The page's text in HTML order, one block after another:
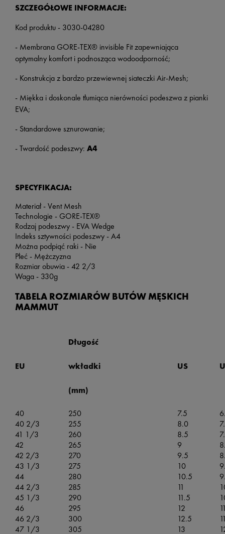
SZCZEGÓŁOWE INFORMACJE:
Kod produktu - 3030-04280
- Membrana GORE-TEX® invisible Fit zapewniająca
optymalny komfort i podnosząca wodoodporność;
- Konstrukcja z bardzo przewiewnej siateczki Air-Mesh;
- Miękka i doskonale tłumiąca nierówności podeszwa z pianki
EVA;
- Standardowe sznurowanie;
- Twardość podeszwy: A4
SPECYFIKACJA:
Materiał - Vent Mesh
Technologie - GORE-TEX®
Rodzaj podeszwy - EVA Wedge
Indeks sztywności podeszwy - A4
Można podpiąć raki - Nie
Płeć - Mężczyzna
Rozmiar obuwia - 42 2/3
Waga - 330g
TABELA ROZMIARÓW BUTÓW MĘSKICH
MAMMUT
EU
Długość
wkładki
(mm)
US
40 250 7.5
40 2/3
255 8.0
41 1/3
260 8.5
42
265 9
42 2/3
270 9.5
43 1/3
275 10
44
280 10.5
44 2/3
285 11
45 1/3
290 11.5
46
295 12
46 2/3
300 12.5
47 1/3
305 13